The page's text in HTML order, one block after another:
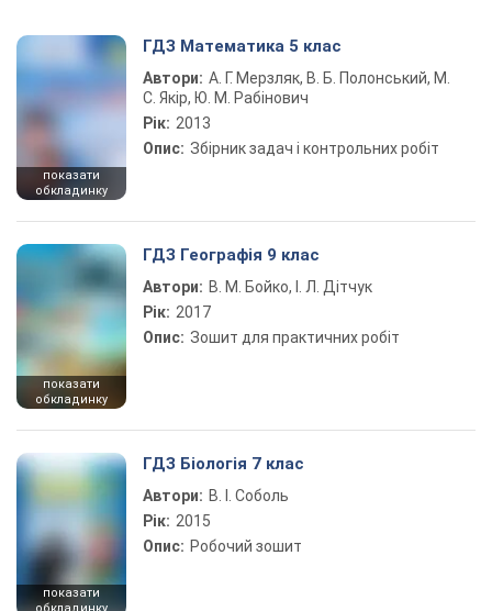
показати
обкладинку
ГДЗ Математика 5 клас
Автори: А. Г. Мерзляк, В. Б. Полонський, М.
С. Якір, Ю. М. Рабінович
Рік: 2013
Опис: Збірник задач і контрольних робіт
показати
обкладинку
ГДЗ Географія 9 клас
Автори: В. М. Бойко, І. Л. Дітчук
Рік: 2017
Опис: Зошит для практичних робіт
показати
ГДЗ Біологія 7 клас
Автори: В. І. Соболь
Рік: 2015
Опис: Робочий зошит